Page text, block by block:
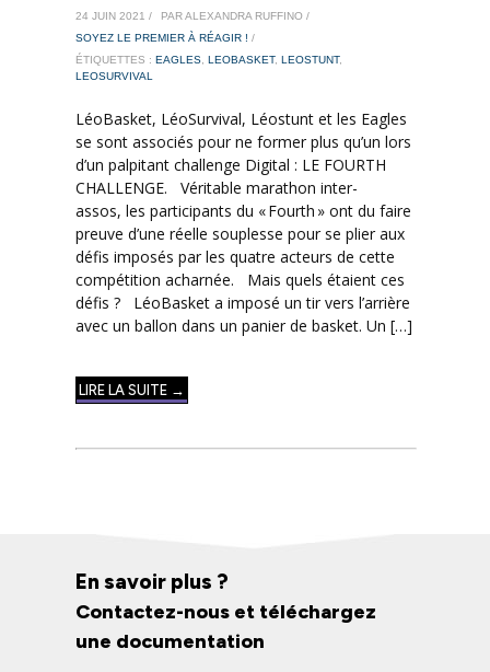
24 JUIN 2021 /
PAR ALEXANDRA RUFFINO /
SOYEZ LE PREMIER À RÉAGIR ! /
ÉTIQUETTES : EAGLES LEOBASKET, LEOSTUNT,
LEOSURVIVAL
LéoBasket, LéoSurvival, Léostunt et les Eagles
se sont associés pour ne former plus qu’un lors
d’un palpitant challenge Digital : LE FOURTH
CHALLENGE. Véritable marathon inter-
assos, les participants du « Fourth » ont du faire
preuve d’une réelle souplesse pour se plier aux
défis imposés par les quatre acteurs de cette
compétition acharnée. Mais quels étaient ces
défis ? LéoBasket a imposé un tir vers l’arrière
avec un ballon dans un panier de basket. Un […]
LIRE LA SUITE →
En savoir plus ?
Contactez-nous et téléchargez
une documentation